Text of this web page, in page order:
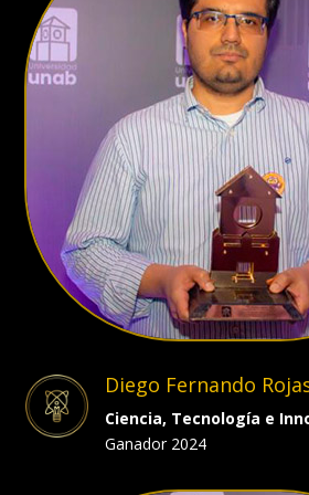
Diego Fernando
Ciencia, Tecnología e
Ganador 2024